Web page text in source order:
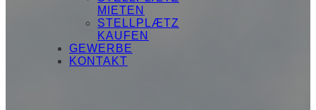
MIETEN
STELLPLÆTZ
KAUFEN
GEWERBE
KONTAKT